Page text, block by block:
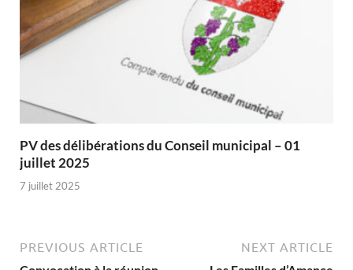
PV des délibérations du Conseil municipal – 01
juillet 2025
7 juillet 2025
PREVIOUS ARTICLE NEXT ARTICLE